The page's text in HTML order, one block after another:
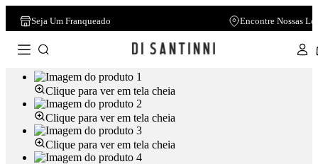
Seja Um Franqueado Encontre Nossas
Clique para ver em tela cheia
Clique para ver em tela cheia
Clique para ver em tela cheia